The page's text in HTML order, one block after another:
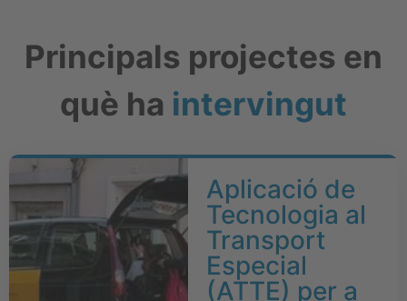
Principals projectes en
què ha intervingut
Aplicació de
Tecnologia al
Transport
Especial
(ATTE) per a